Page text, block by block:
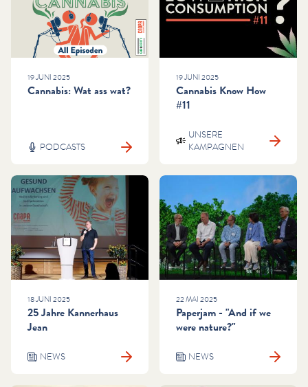
19 JUNI 2025
Cannabis: Wat ass wat?
PODCASTS
19 JUNI 2025
Cannabis Know How
#11
UNSERE
KAMPAGNEN
18 JUNI 2025
25 Jahre Kannerhaus
Jean
NEWS
22 MAI 2025
Paperjam - "And if we
were nature?"
NEWS